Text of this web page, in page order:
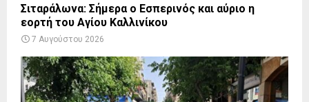
Σιταράλωνα: Σήμερα ο Εσπερινός και αύριο η
εορτή του Αγίου Καλλινίκου
7 Αυγούστου 2026